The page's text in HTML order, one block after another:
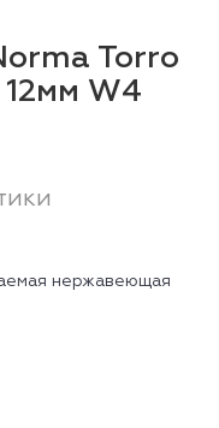
Torro
W4
нержавеющая